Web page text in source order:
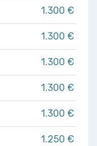
1.300 €
1.300 €
1.300 €
1.300 €
1.300 €
1.250 €